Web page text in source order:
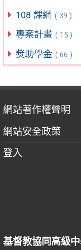
108 課綱 ( 39 )
專案計畫 ( 15 )
獎助學金 ( 66 )
網站著作權聲明
網站安全政策
登入
基督教協同高級